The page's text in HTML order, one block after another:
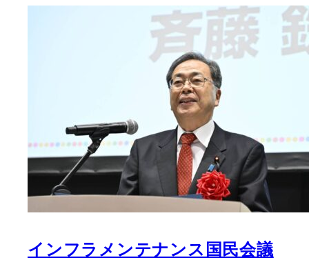
インフラメンテナンス国民会議